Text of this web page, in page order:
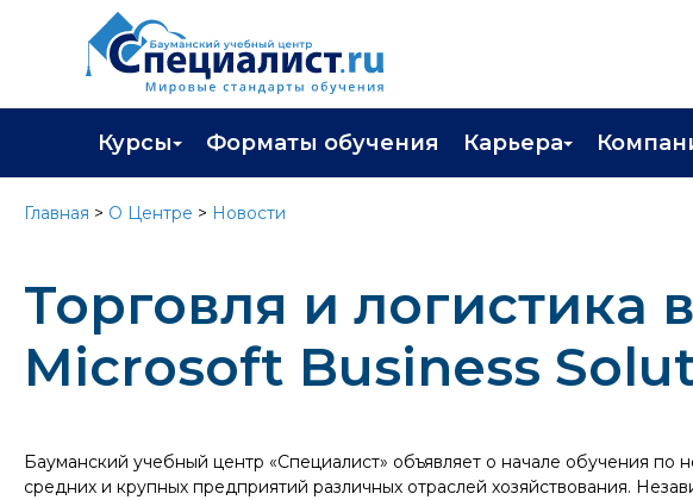
Курсы
Каталог курсов
Профессиональная переподготовка
Экзамены вендоров
Программа лояльности
Форматы обучения Карьера
Трудоустройство
Главная > О Центре > Новости
Торговля и логистика
Microsoft Business
Бауманский учебный центр «Специалист» объявляет о начале обучения
средних и крупных предприятий различных отраслей хозяйствования.